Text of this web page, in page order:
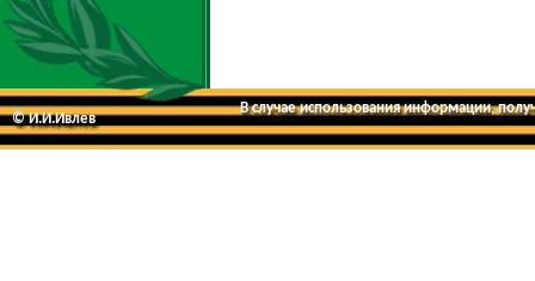
© И.И.Ивлев
В случае использования информации,